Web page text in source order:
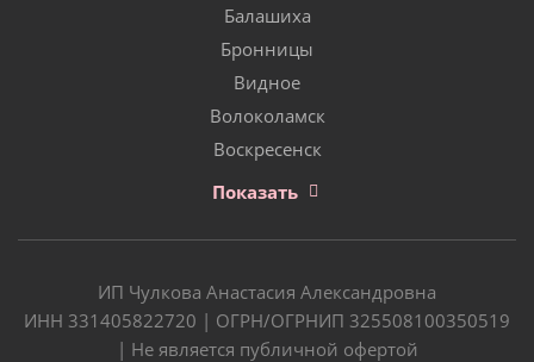
Балашиха
Бронницы
Видное
Волоколамск
Воскресенск
Показать
ИП Чулкова Анастасия Александровна
ИНН 331405822720 | ОГРН/ОГРНИП 325508100350519
| Не является публичной офертой